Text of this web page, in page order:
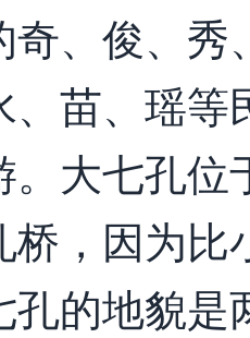
、俊、
苗、瑶
大七孔
桥，因为
孔的地貌